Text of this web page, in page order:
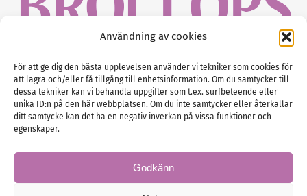
Användning av cookies
För att ge dig den bästa upplevelsen använder vi tekniker som cookies för
att lagra och/eller få tillgång till enhetsinformation. Om du samtycker till
dessa tekniker kan vi behandla uppgifter som t.ex. surfbeteende eller
unika ID:n på den här webbplatsen. Om du inte samtycker eller återkallar
ditt samtycke kan det ha en negativ inverkan på vissa funktioner och
egenskaper.
Godkänn
Gustaf Mattssons väg 2, 451 50 Uddevalla
Tel :0522-68 11 90
E-post:info@nordicbridalmedia.com